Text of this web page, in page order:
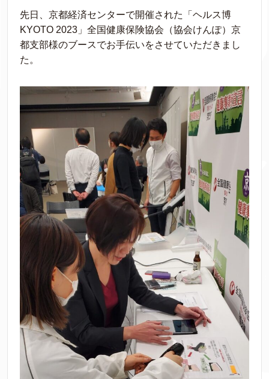
先日、京都経済センターで開催された「ヘルス博
KYOTO 2023」全国健康保険協会（協会けんぽ）京
都支部様のブースでお手伝いをさせていただきまし
た。